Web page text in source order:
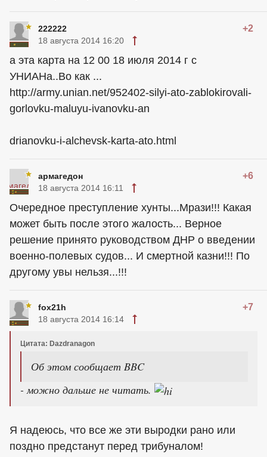
222222 +2
18 августа 2014 16:20
а эта карта на 12 00 18 июля 2014 г с
УНИАНа..Во как ...
http://army.unian.net/952402-silyi-ato-zablokirovali-
gorlovku-maluyu-ivanovku-an
drianovku-i-alchevsk-karta-ato.html
армагедон +6
18 августа 2014 16:11
Очередное преступление хунты...Мрази!!! Какая
может быть после этого жалость... Верное
решение принято руководством ДНР о введении
военно-полевых судов... И смертной казни!!! По
другому увы нельзя...!!!
fox21h +7
18 августа 2014 16:14
Цитата: Dazdranagon
Об этом сообщает BBC
- можно дальше не читать.
Я надеюсь, что все же эти выродки рано или
поздно предстанут перед трибуналом!